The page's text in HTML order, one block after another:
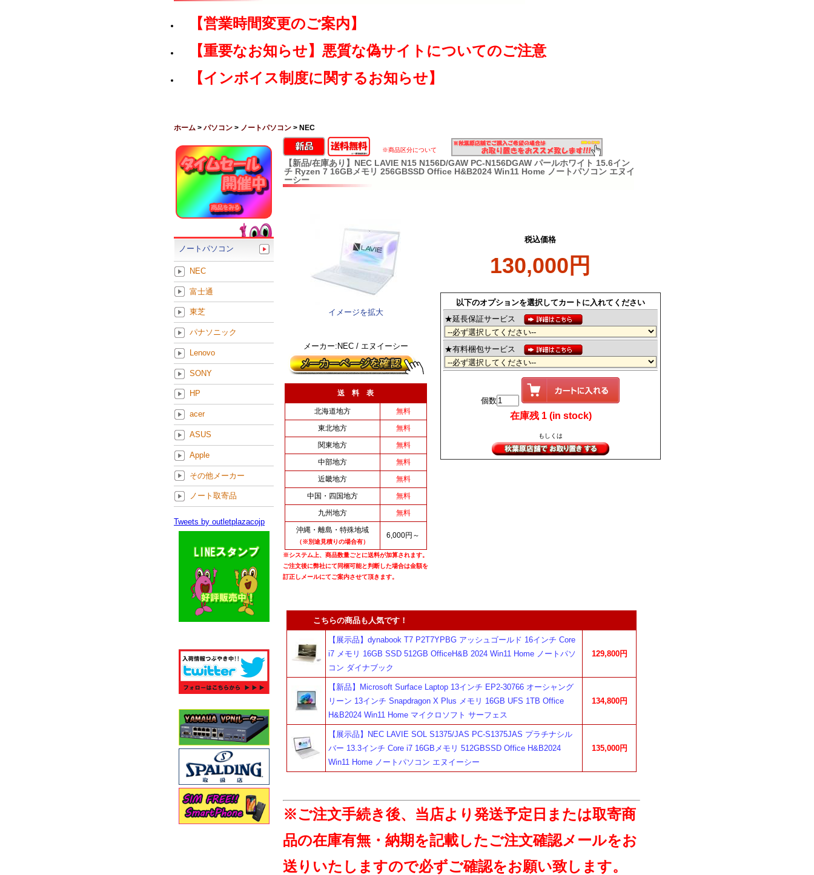
【営業時間変更のご案内】
【重要なお知らせ】悪質な偽サイトについてのご注意
【インボイス制度に関するお知らせ】
ホーム > パソコン > ノートパソコン > NEC
※商品区分について
【新品/在庫あり】NEC LAVIE N15 N156D/GAW PC-N156DGAW パールホワイト 15.6イン
チ Ryzen 7 16GBメモリ 256GBSSD Office H&B2024 Win11 Home ノートパソコン エヌイ
ーシー
イメージを拡大
メーカー:NEC / エヌイーシー
送 料 表
北海道地方
無料
東北地方
無料
関東地方
無料
中部地方
無料
近畿地方
無料
中国・四国地方
無料
九州地方
無料
沖縄・離島・特殊地域
（※別途見積りの場合有）
6,000円～
※システム上、商品数量ごとに送料が加算されます。
ご注文後に弊社にて同梱可能と判断した場合は金額を
訂正しメールにてご案内させて頂きます。
税込価格
130,000円
以下のオプションを選択してカートに入れてください
★延長保証サービス
★有料梱包サービス
個数
在庫残 1 (in stock)
もしくは
こちらの商品も人気です！
【展示品】dynabook T7 P2T7YPBG アッシュゴールド 16インチ Core
i7 メモリ 16GB SSD 512GB OfficeH&B 2024 Win11 Home ノートパソ
コン ダイナブック
129,800円
【新品】Microsoft Surface Laptop 13インチ EP2-30766 オーシャング
リーン 13インチ Snapdragon X Plus メモリ 16GB UFS 1TB Office
H&B2024 Win11 Home マイクロソフト サーフェス
134,800円
【展示品】NEC LAVIE SOL S1375/JAS PC-S1375JAS プラチナシル
バー 13.3インチ Core i7 16GBメモリ 512GBSSD Office H&B2024
Win11 Home ノートパソコン エヌイーシー
135,000円
※ご注文手続き後、当店より発送予定日または取寄商
品の在庫有無・納期を記載したご注文確認メールをお
送りいたしますので必ずご確認をお願い致します。
ノートパソコン
NEC
富士通
東芝
パナソニック
Lenovo
SONY
HP
acer
ASUS
Apple
その他メーカー
ノート取寄品
Tweets by outletplazacojp